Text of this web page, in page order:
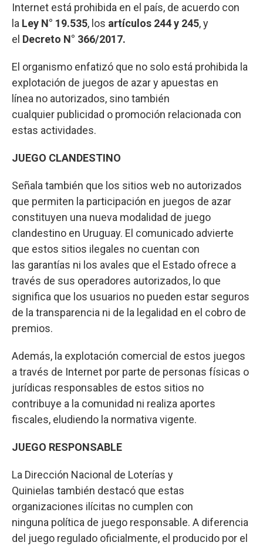
Internet está prohibida en el país, de acuerdo con
la Ley N° 19.535, los artículos 244 y 245, y
el Decreto N° 366/2017.
El organismo enfatizó que no solo está prohibida la
explotación de juegos de azar y apuestas en
línea no autorizados, sino también
cualquier publicidad o promoción relacionada con
estas actividades.
JUEGO CLANDESTINO
Señala también que los sitios web no autorizados
que permiten la participación en juegos de azar
constituyen una nueva modalidad de juego
clandestino en Uruguay. El comunicado advierte
que estos sitios ilegales no cuentan con
las garantías ni los avales que el Estado ofrece a
través de sus operadores autorizados, lo que
significa que los usuarios no pueden estar seguros
de la transparencia ni de la legalidad en el cobro de
premios.
Además, la explotación comercial de estos juegos
a través de Internet por parte de personas físicas o
jurídicas responsables de estos sitios no
contribuye a la comunidad ni realiza aportes
fiscales, eludiendo la normativa vigente.
JUEGO RESPONSABLE
La Dirección Nacional de Loterías y
Quinielas también destacó que estas
organizaciones ilícitas no cumplen con
ninguna política de juego responsable. A diferencia
del juego regulado oficialmente, el producido por el